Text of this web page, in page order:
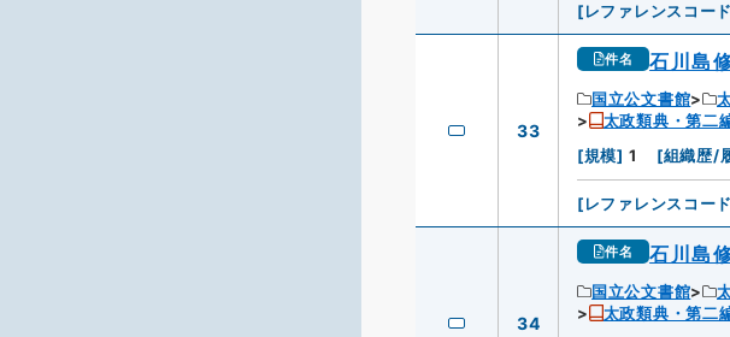
[レファレンスコー
33
件名 石川島
国立公文書館
太政類典・第二
[規模] 1 [組織歴/
[レファレンスコー
34
件名 石川島
国立公文書館
太政類典・第二